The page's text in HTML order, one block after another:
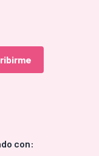
con: